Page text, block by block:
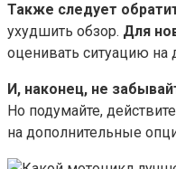
Также следует
ухудшить обзор.​ Для
оценивать ситуацию на
И, наконец, не
Но подумайте,
на дополнительные